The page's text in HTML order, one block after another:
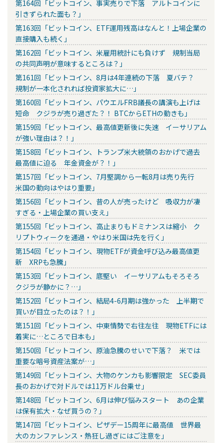
第164回「ビットコイン、事実売りで下落 アルトコインに
引きずられた面も？」
第163回「ビットコイン、ETF運用残高はなんと！上場企業の
直接購入も続く」
第162回「ビットコイン、米雇用統計にも負けず 規制当局
の共同声明が意味するところは？」
第161回「ビットコイン、8月は4年連続の下落 夏バテ？
規制が一本化されれば投資家拡大に…」
第160回「ビットコイン、パウエルFRB議長の講演も上げは
短命 クジラが売り過ぎた？！ BTCからETHの動きも」
第159回「ビットコイン、最高値更新後に失速 イーサリアム
が強い理由は？！」
第158回「ビットコイン、トランプ米大統領のおかげで過去
最高値に迫る 年金資金が？！」
第157回「ビットコイン、7月堅調から一転8月は売り先行
米国の動向はやはり重要」
第156回「ビットコイン、昔の人が売ったけど 吸収力が凄
すぎる・上場企業の買い支え」
第155回「ビットコイン、高止まりもドミナンスは縮小 ク
リプトウィークを通過・やはり米国は先を行く」
第154回「ビットコイン、現物ETFが資金呼び込み最高値更
新 XRPも急騰」
第153回「ビットコイン、底堅い イーサリアムもそろそろ
クジラが静かに？…」
第152回「ビットコイン、結局4-6月期は強かった 上半期で
買いが目立ったのは？！」
第151回「ビットコイン、中東情勢で右往左往 現物ETFには
着実に…ところで日本も」
第150回「ビットコイン、原油急騰のせいで下落？ 米では
重要な暗号資産法案が…」
第149回「ビットコイン、大物のケンカも影響限定 SEC委員
長のおかげで対ドルでは11万ドル台乗せ」
第148回「ビットコイン、6月は伸び悩みスタート あの企業
は保有拡大・なぜ買うの？」
第147回「ビットコイン、ピザデー15周年に最高値 世界最
大のカンファレンス・熱狂し過ぎにはご注意を」